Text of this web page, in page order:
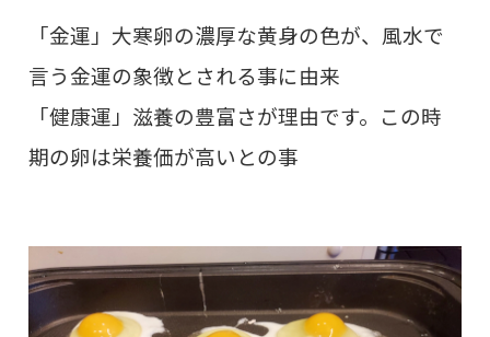
「金運」大寒卵の濃厚な黄身の色が、風水で
言う金運の象徴とされる事に由来
「健康運」滋養の豊富さが理由です。この時
期の卵は栄養価が高いとの事